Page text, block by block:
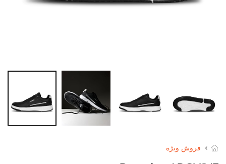
فروش ویژه